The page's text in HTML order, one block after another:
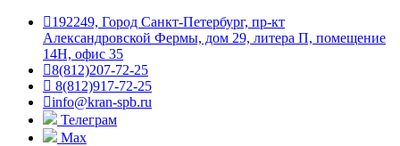
192249, Город Санкт-Петербург, пр-кт
Александровской Фермы, дом 29, литера П, помещение
14Н, офис 35
8(812)207-72-25
8(812)917-72-25
info@kran-spb.ru
Телеграм
Max